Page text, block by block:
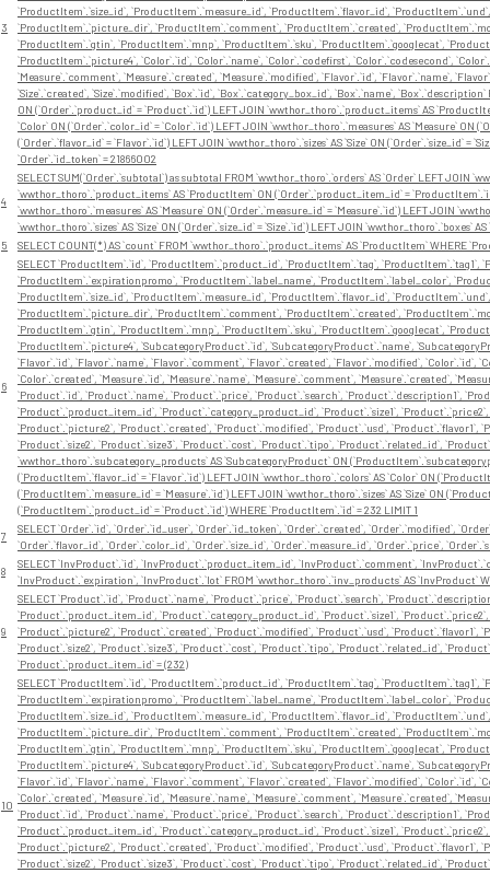
3
`ProductItem`.`size_id`, `ProductItem`.`measure_id`, `ProductItem`.`flavor_id`,
`ProductItem`.`picture_dir`, `ProductItem`.`comment`, `ProductItem`.`created`,
`ProductItem`.`gtin`, `ProductItem`.`mnp`, `ProductItem`.`sku`, `ProductItem`.`googlecat`,
`ProductItem`.`picture4`, `Color`.`id`, `Color`.`name`, `Color`.`codefirst`, `Color`.`codesecond`,
`Measure`.`comment`, `Measure`.`created`, `Measure`.`modified`, `Flavor`.`id`, `Flavor`.`name`,
`Size`.`created`, `Size`.`modified`, `Box`.`id`, `Box`.`category_box_id`, `Box`.`name`,
ON (`Order`.`product_id` = `Product`.`id`) LEFT JOIN `wwthor_thoro`.`product_items` AS
`Color` ON (`Order`.`color_id` = `Color`.`id`) LEFT JOIN `wwthor_thoro`.`measures` AS `Measure` ON
(`Order`.`flavor_id` = `Flavor`.`id`) LEFT JOIN `wwthor_thoro`.`sizes` AS `Size` ON (`Order`.`size_id` =
`Order`.`id_token` = 21866002
4
SELECT SUM(`Order`.`subtotal`) as subtotal FROM `wwthor_thoro`.`orders` AS `Order` LEFT JOIN
`wwthor_thoro`.`product_items` AS `ProductItem` ON (`Order`.`product_item_id` =
`wwthor_thoro`.`measures` AS `Measure` ON (`Order`.`measure_id` = `Measure`.`id`) LEFT JOIN
`wwthor_thoro`.`sizes` AS `Size` ON (`Order`.`size_id` = `Size`.`id`) LEFT JOIN `wwthor_thoro`.`boxes`
5
SELECT COUNT(*) AS `count` FROM `wwthor_thoro`.`product_items` AS `ProductItem` WHERE
6
SELECT `ProductItem`.`id`, `ProductItem`.`product_id`, `ProductItem`.`tag`, `ProductItem`.`tag1`,
`ProductItem`.`expirationpromo`, `ProductItem`.`label_name`, `ProductItem`.`label_color`,
`ProductItem`.`size_id`, `ProductItem`.`measure_id`, `ProductItem`.`flavor_id`,
`ProductItem`.`picture_dir`, `ProductItem`.`comment`, `ProductItem`.`created`,
`ProductItem`.`gtin`, `ProductItem`.`mnp`, `ProductItem`.`sku`, `ProductItem`.`googlecat`,
`ProductItem`.`picture4`, `SubcategoryProduct`.`id`, `SubcategoryProduct`.`name`,
`Flavor`.`id`, `Flavor`.`name`, `Flavor`.`comment`, `Flavor`.`created`, `Flavor`.`modified`,
`Color`.`created`, `Measure`.`id`, `Measure`.`name`, `Measure`.`comment`, `Measure`.`created`,
`Product`.`id`, `Product`.`name`, `Product`.`price`, `Product`.`search`, `Product`.`description1`,
`Product`.`product_item_id`, `Product`.`category_product_id`, `Product`.`size1`,
`Product`.`picture2`, `Product`.`created`, `Product`.`modified`, `Product`.`usd`, `Product`.`flavor1`,
`Product`.`size2`, `Product`.`size3`, `Product`.`cost`, `Product`.`tipo`, `Product`.`related_id`,
`wwthor_thoro`.`subcategory_products` AS `SubcategoryProduct` ON
(`ProductItem`.`flavor_id` = `Flavor`.`id`) LEFT JOIN `wwthor_thoro`.`colors` AS `Color` ON
(`ProductItem`.`measure_id` = `Measure`.`id`) LEFT JOIN `wwthor_thoro`.`sizes` AS `Size` ON
(`ProductItem`.`product_id` = `Product`.`id`) WHERE `ProductItem`.`id` = 232 LIMIT 1
7
SELECT `Order`.`id`, `Order`.`id_user`, `Order`.`id_token`, `Order`.`created`, `Order`.`modified`,
`Order`.`flavor_id`, `Order`.`color_id`, `Order`.`size_id`, `Order`.`measure_id`, `Order`.`price`,
8
SELECT `InvProduct`.`id`, `InvProduct`.`product_item_id`, `InvProduct`.`comment`,
`InvProduct`.`expiration`, `InvProduct`.`lot` FROM `wwthor_thoro`.`inv_products` AS `InvProduct`
9
SELECT `Product`.`id`, `Product`.`name`, `Product`.`price`, `Product`.`search`,
`Product`.`product_item_id`, `Product`.`category_product_id`, `Product`.`size1`,
`Product`.`picture2`, `Product`.`created`, `Product`.`modified`, `Product`.`usd`, `Product`.`flavor1`,
`Product`.`size2`, `Product`.`size3`, `Product`.`cost`, `Product`.`tipo`, `Product`.`related_id`,
`Product`.`product_item_id` = (232)
10
SELECT `ProductItem`.`id`, `ProductItem`.`product_id`, `ProductItem`.`tag`, `ProductItem`.`tag1`,
`ProductItem`.`expirationpromo`, `ProductItem`.`label_name`, `ProductItem`.`label_color`,
`ProductItem`.`size_id`, `ProductItem`.`measure_id`, `ProductItem`.`flavor_id`,
`ProductItem`.`picture_dir`, `ProductItem`.`comment`, `ProductItem`.`created`,
`ProductItem`.`gtin`, `ProductItem`.`mnp`, `ProductItem`.`sku`, `ProductItem`.`googlecat`,
`ProductItem`.`picture4`, `SubcategoryProduct`.`id`, `SubcategoryProduct`.`name`,
`Flavor`.`id`, `Flavor`.`name`, `Flavor`.`comment`, `Flavor`.`created`, `Flavor`.`modified`,
`Color`.`created`, `Measure`.`id`, `Measure`.`name`, `Measure`.`comment`, `Measure`.`created`,
`Product`.`id`, `Product`.`name`, `Product`.`price`, `Product`.`search`, `Product`.`description1`,
`Product`.`product_item_id`, `Product`.`category_product_id`, `Product`.`size1`,
`Product`.`picture2`, `Product`.`created`, `Product`.`modified`, `Product`.`usd`, `Product`.`flavor1`,
`Product`.`size2`, `Product`.`size3`, `Product`.`cost`, `Product`.`tipo`, `Product`.`related_id`,